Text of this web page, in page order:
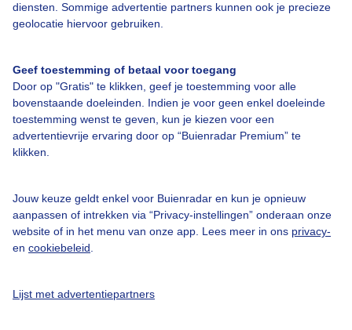
diensten. Sommige advertentie partners kunnen ook je precieze
geolocatie hiervoor gebruiken.
Geef toestemming of betaal voor toegang
Door op "Gratis" te klikken, geef je toestemming voor alle
bovenstaande doeleinden. Indien je voor geen enkel doeleinde
toestemming wenst te geven, kun je kiezen voor een
advertentievrije ervaring door op “Buienradar Premium” te
klikken.
Jouw keuze geldt enkel voor Buienradar en kun je opnieuw
aanpassen of intrekken via “Privacy-instellingen” onderaan onze
website of in het menu van onze app. Lees meer in ons privacy-
en cookiebeleid
Lijst met advertentiepartners
Over Buienradar
Veelgestelde vragen
Contact
Toegankelijkheid
Buienradar Team
Privacy beleid
Privacy instellingen